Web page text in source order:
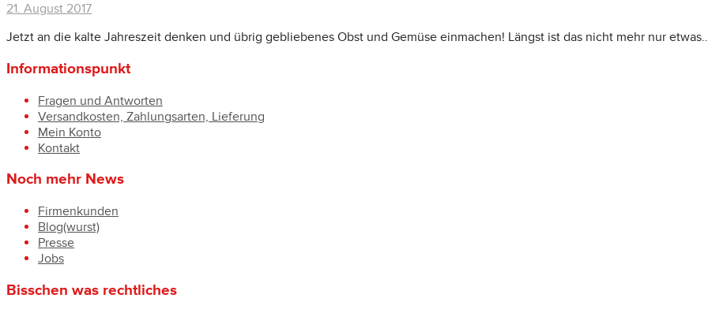
21. August 2017
Jetzt an die kalte Jahreszeit denken und übrig gebliebenes Obst und Gemüse einmachen! Längst ist das nicht mehr nur
Informationspunkt
Fragen und Antworten
Versandkosten, Zahlungsarten, Lieferung
Mein Konto
Kontakt
Noch mehr News
Firmenkunden
Blog(wurst)
Presse
Jobs
Bisschen was rechtliches